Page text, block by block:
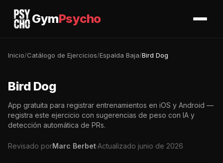
GymPsycho
Inicio/Catálogo de Ejercicios/Espalda Baja/Bird Dog
Bird Dog
App gratuita para registrar entrenamientos en iOS y Android —
registra este ejercicio con sugerencias de peso con IA y
detección automática de PRs.
Revisado porMarc Berbet·Actualizado junio de 2026